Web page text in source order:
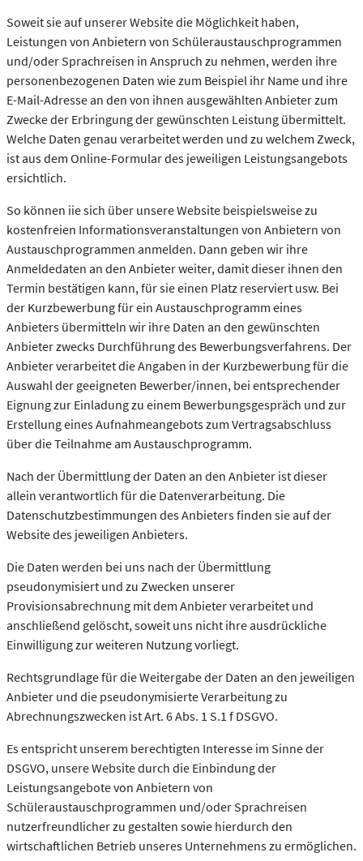
Soweit sie auf unserer Website die Möglichkeit haben,
Leistungen von Anbietern von Schüleraustauschprogrammen
und/oder Sprachreisen in Anspruch zu nehmen, werden ihre
personenbezogenen Daten wie zum Beispiel ihr Name und ihre
E-Mail-Adresse an den von ihnen ausgewählten Anbieter zum
Zwecke der Erbringung der gewünschten Leistung übermittelt.
Welche Daten genau verarbeitet werden und zu welchem Zweck,
ist aus dem Online-Formular des jeweiligen Leistungsangebots
ersichtlich.
So können iie sich über unsere Website beispielsweise zu
kostenfreien Informationsveranstaltungen von Anbietern von
Austauschprogrammen anmelden. Dann geben wir ihre
Anmeldedaten an den Anbieter weiter, damit dieser ihnen den
Termin bestätigen kann, für sie einen Platz reserviert usw. Bei
der Kurzbewerbung für ein Austauschprogramm eines
Anbieters übermitteln wir ihre Daten an den gewünschten
Anbieter zwecks Durchführung des Bewerbungsverfahrens. Der
Anbieter verarbeitet die Angaben in der Kurzbewerbung für die
Auswahl der geeigneten Bewerber/innen, bei entsprechender
Eignung zur Einladung zu einem Bewerbungsgespräch und zur
Erstellung eines Aufnahmeangebots zum Vertragsabschluss
über die Teilnahme am Austauschprogramm.
Nach der Übermittlung der Daten an den Anbieter ist dieser
allein verantwortlich für die Datenverarbeitung. Die
Datenschutzbestimmungen des Anbieters finden sie auf der
Website des jeweiligen Anbieters.
Die Daten werden bei uns nach der Übermittlung
pseudonymisiert und zu Zwecken unserer
Provisionsabrechnung mit dem Anbieter verarbeitet und
anschließend gelöscht, soweit uns nicht ihre ausdrückliche
Einwilligung zur weiteren Nutzung vorliegt.
Rechtsgrundlage für die Weitergabe der Daten an den jeweiligen
Anbieter und die pseudonymisierte Verarbeitung zu
Abrechnungszwecken ist Art. 6 Abs. 1 S.1 f DSGVO.
Es entspricht unserem berechtigten Interesse im Sinne der
DSGVO, unsere Website durch die Einbindung der
Leistungsangebote von Anbietern von
Schüleraustauschprogrammen und/oder Sprachreisen
nutzerfreundlicher zu gestalten sowie hierdurch den
wirtschaftlichen Betrieb unseres Unternehmens zu ermöglichen.